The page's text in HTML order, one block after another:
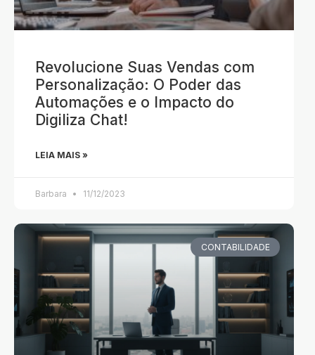
Revolucione Suas Vendas com
Personalização: O Poder das
Automações e o Impacto do
Digiliza Chat!
LEIA MAIS »
Barbara 11/12/2023
CONTABILIDADE